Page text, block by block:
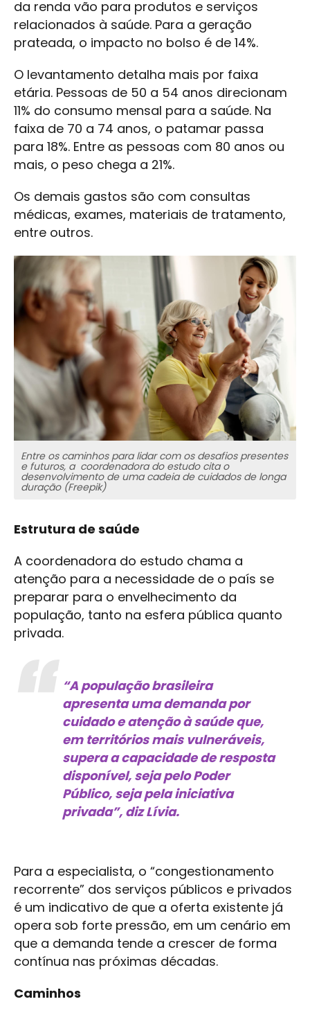
da renda vão para produtos e serviços
relacionados à saúde. Para a geração
prateada, o impacto no bolso é de 14%.
O levantamento detalha mais por faixa
etária. Pessoas de 50 a 54 anos direcionam
11% do consumo mensal para a saúde. Na
faixa de 70 a 74 anos, o patamar passa
para 18%. Entre as pessoas com 80 anos ou
mais, o peso chega a 21%.
Os demais gastos são com consultas
médicas, exames, materiais de tratamento,
entre outros.
Entre os caminhos para lidar com os desafios presentes
e futuros, a coordenadora do estudo cita o
desenvolvimento de uma cadeia de cuidados de longa
duração (Freepik)
Estrutura de saúde
A coordenadora do estudo chama a
atenção para a necessidade de o país se
preparar para o envelhecimento da
população, tanto na esfera pública quanto
privada.
“A população brasileira
apresenta uma demanda por
cuidado e atenção à saúde que,
em territórios mais vulneráveis,
supera a capacidade de resposta
disponível, seja pelo Poder
Público, seja pela iniciativa
privada”, diz Lívia.
Para a especialista, o “congestionamento
recorrente” dos serviços públicos e privados
é um indicativo de que a oferta existente já
opera sob forte pressão, em um cenário em
que a demanda tende a crescer de forma
contínua nas próximas décadas.
Caminhos